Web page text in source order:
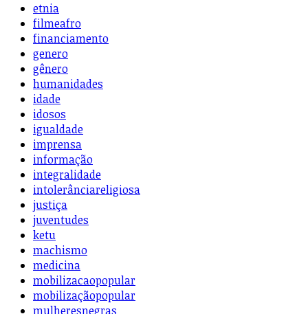
etnia
filmeafro
financiamento
genero
gênero
humanidades
idade
idosos
igualdade
imprensa
informação
integralidade
intolerânciareligiosa
justiça
juventudes
ketu
machismo
medicina
mobilizacaopopular
mobilizaçãopopular
mulheresnegras